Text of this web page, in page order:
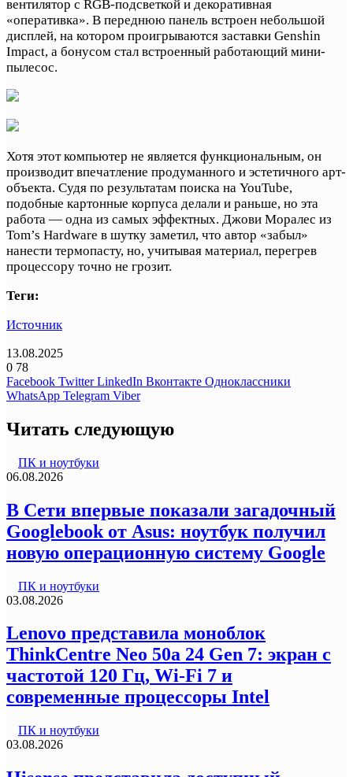
вентилятор с RGB-подсветкой и декоративная
«оперативка». В переднюю панель встроен небольшой
дисплей, на котором проигрываются заставки Genshin
Impact, а бонусом стал встроенный работающий мини-
пылесос.
Хотя этот компьютер не является функциональным, он
производит впечатление продуманного и эстетичного арт-
объекта. Судя по результатам поиска на YouTube,
подобные картонные корпуса делали и раньше, но эта
работа — одна из самых эффектных. Джови Моралес из
Tom’s Hardware в шутку заметил, что автор «забыл»
нанести термопасту, но, учитывая материал, перегрев
процессору точно не грозит.
Теги:
Источник
13.08.2025
0 78
Facebook Twitter LinkedIn Вконтакте Одноклассники
WhatsApp Telegram Viber
Читать следующую
ПК и ноутбуки
06.08.2026
В Сети впервые показали загадочный
Googlebook от Asus: ноутбук получил
новую операционную систему Google
ПК и ноутбуки
03.08.2026
Lenovo представила моноблок
ThinkCentre Neo 50a 24 Gen 7: экран с
частотой 120 Гц, Wi-Fi 7 и
современные процессоры Intel
ПК и ноутбуки
03.08.2026